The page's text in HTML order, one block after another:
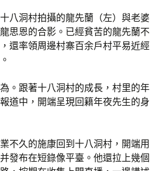
八洞村拍攝的龍先蘭（左）與老婆
思恩的合影。已經貧苦的龍先蘭不
還率領周邊村寨百余戶村平易近經
。跟著十八洞村的成長，村里的年
道中，開端呈現回籍年夜先生的身
不久的施康回到十八洞村，開端用
發布在短錄像平臺。他還拉上幾個